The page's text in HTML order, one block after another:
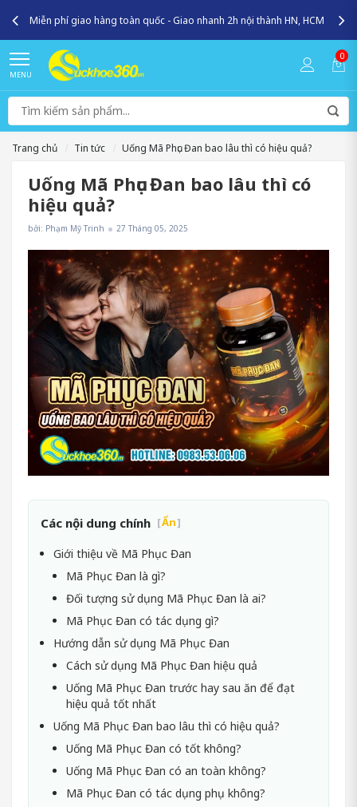
Miễn phí giao hàng toàn quốc - Giao nhanh 2h nội thành HN, HCM
MENU
0
Trang chủ Tin tức Uống Mã Phục Đan bao lâu thì có hiệu quả?
Uống Mã Phục Đan bao lâu thì có
hiệu quả?
bởi: Phạm Mỹ Trinh 27 Tháng 05, 2025
Các nội dung chính [Ẩn]
Giới thiệu về Mã Phục Đan
Mã Phục Đan là gì?
Đối tượng sử dụng Mã Phục Đan là ai?
Mã Phục Đan có tác dụng gì?
Hướng dẫn sử dụng Mã Phục Đan
Cách sử dụng Mã Phục Đan hiệu quả
Uống Mã Phục Đan trước hay sau ăn để đạt
hiệu quả tốt nhất
Uống Mã Phục Đan bao lâu thì có hiệu quả?
Uống Mã Phục Đan có tốt không?
Uống Mã Phục Đan có an toàn không?
Mã Phục Đan có tác dụng phụ không?